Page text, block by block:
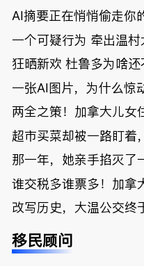
AI摘要正在悄悄偷走你
一个可疑行为 牵出温村
狂晒新欢 杜鲁多为啥还
一张AI图片，为什么惊
两全之策！加拿大儿女
超市买菜却被一路盯着
那一年，她亲手掐灭了
谁交税多谁票多！加拿
改写历史，大温公交终
移民顾问